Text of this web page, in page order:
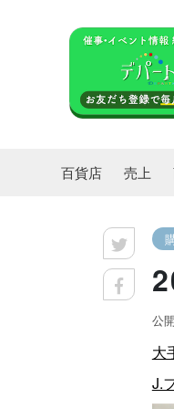
百貨店 売上
公
大
J.